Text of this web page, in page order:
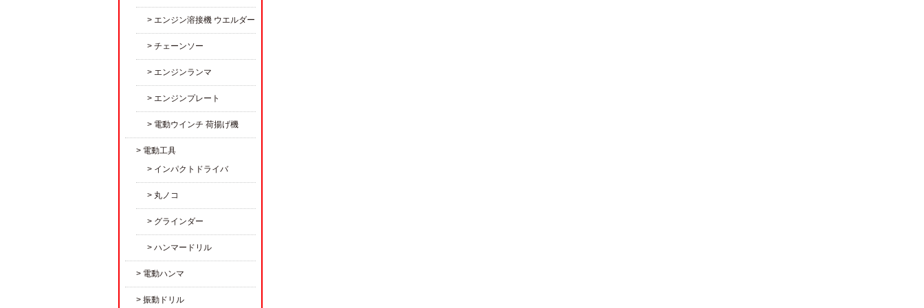
エンジン溶接機 ウエルダー
チェーンソー
エンジンランマ
エンジンプレート
電動ウインチ 荷揚げ機
電動工具
インパクトドライバ
丸ノコ
グラインダー
ハンマードリル
電動ハンマ
振動ドリル